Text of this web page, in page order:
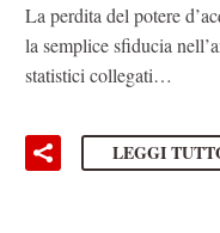
La perdita del potere
la semplice sfiducia
statistici collegati…
LEGGI